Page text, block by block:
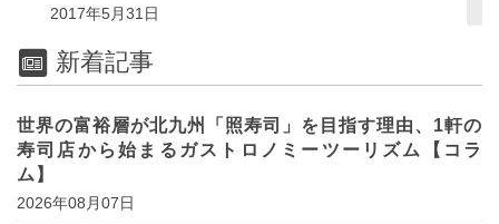
2017年5月31日
新着記事
世界の富裕層が北九州「照寿司」を目指す理由、1軒の
寿司店から始まるガストロノミーツーリズム【コラ
ム】
2026年08月07日